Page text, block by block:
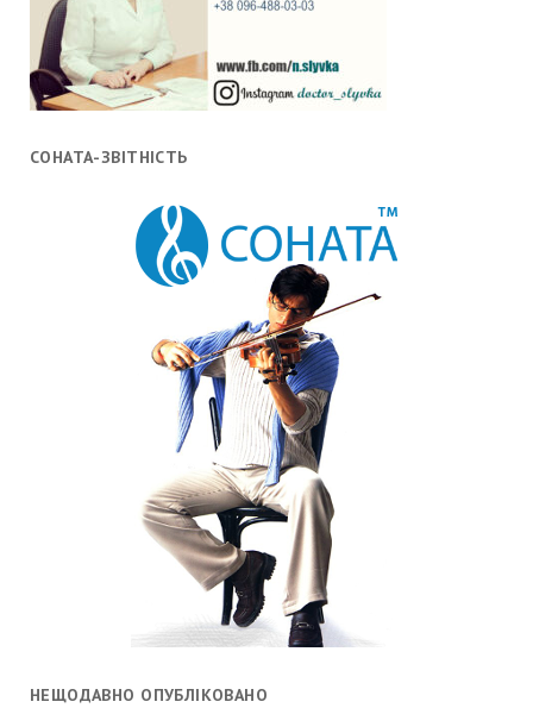
СОНАТА-ЗВІТНІСТЬ
НЕЩОДАВНО ОПУБЛІКОВАНО